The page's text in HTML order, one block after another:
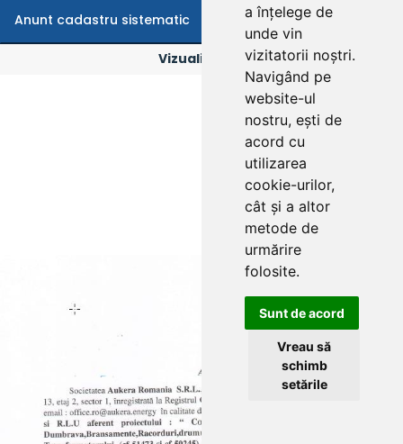
a înțelege de
unde vin
vizitatorii noștri.
Navigând pe
website-ul
nostru, ești de
acord cu
utilizarea
cookie-urilor,
cât și a altor
metode de
urmărire
folosite.
Sunt de acord
Vreau să
schimb
setările
Anunt cadastru sistematic
Vizualizeaza